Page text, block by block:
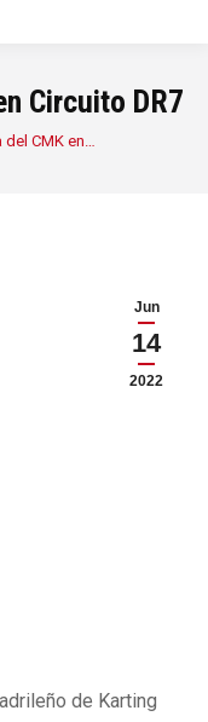
Circuito DR7
del CMK en…
Jun
14
2022
de Karting